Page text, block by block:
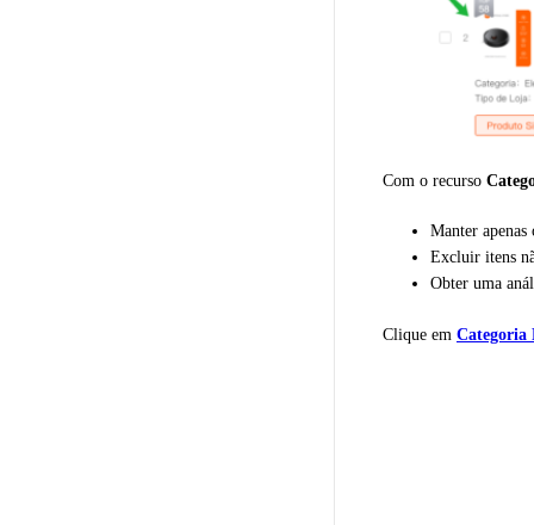
Com o recurso
Manter
Excluir itens
Obter uma
Clique em Categoria